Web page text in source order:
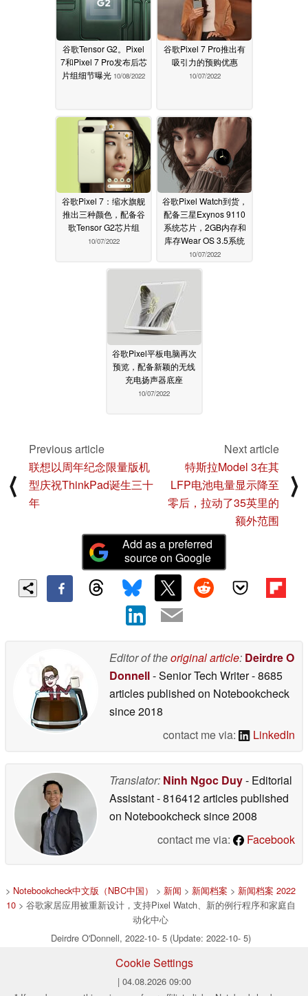
谷歌Tensor G2。Pixel
7和Pixel 7 Pro发布后芯
片组细节曝光 10/08/2022
谷歌Pixel 7 Pro推出有
吸引力的预购优惠
10/07/2022
谷歌Pixel 7：缩水旗舰
推出三种颜色，配备谷
歌Tensor G2芯片组
10/07/2022
谷歌Pixel Watch到货，
配备三星Exynos 9110
系统芯片，2GB内存和
库存Wear OS 3.5系统
10/07/2022
谷歌Pixel平板电脑再次
预览，配备新颖的无线
充电扬声器底座
10/07/2022
⟨
Previous article
联想以周年纪念限量版机
型庆祝ThinkPad诞生三十
年
Next article
特斯拉Model 3在其
LFP电池电量显示降至
零后，拉动了35英里的
额外范围
⟩
Add as a preferred
source on Google
Editor of theoriginal article: Deirdre O
Donnell- Senior Tech Writer- 8685
articles published on Notebookcheck
since 2018
contact me via:
LinkedIn
Translator: Ninh Ngoc Duy- Editorial
Assistant- 816412 articles published
on Notebookchecksince 2008
contact me via:
Facebook
> Notebookcheck中文版（NBC中国） > 新闻 > 新闻档案 > 新闻档案 2022
10> 谷歌家居应用被重新设计，支持Pixel Watch、新的例行程序和家庭自
动化中心
Deirdre O'Donnell, 2022-10- 5 (Update: 2022-10- 5)
Cookie Settings
| 04.08.2026 09:00